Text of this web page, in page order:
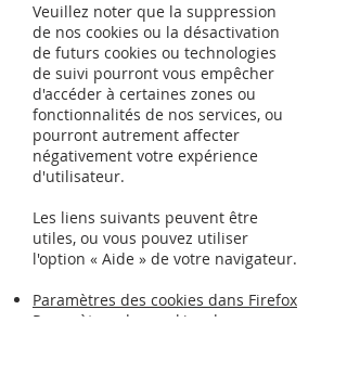
Veuillez noter que la suppression
de nos cookies ou la désactivation
de futurs cookies ou technologies
de suivi pourront vous empêcher
d'accéder à certaines zones ou
fonctionnalités de nos services, ou
pourront autrement affecter
négativement votre expérience
d'utilisateur.
Les liens suivants peuvent être
utiles, ou vous pouvez utiliser
l'option « Aide » de votre navigateur.
Paramètres des cookies dans Firefox
Paramètres des cookies dans